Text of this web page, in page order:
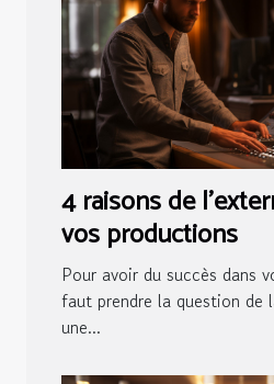
4 raisons de
vos productions
Pour avoir du succès dans
faut prendre la question de
une...